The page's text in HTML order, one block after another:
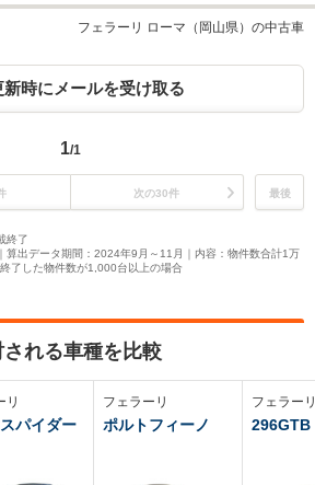
フェラーリ ローマ（岡山県）の中古車
新時にメールを受け取る
1/1
次の30件 最後
終了
算出データ期間：2024年9月～11月｜内容：物件数合計1万
了した物件数が1,000台以上の場合
れる車種を比較
リ
パイダー
フェラーリ
ポルトフィーノ
フェラー
296GTB